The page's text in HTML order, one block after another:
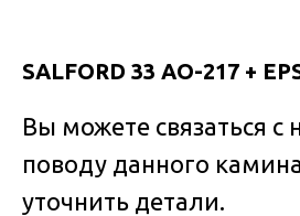
SALFORD 33 AO-217 +
Вы можете связаться с
поводу данного
уточнить детали.